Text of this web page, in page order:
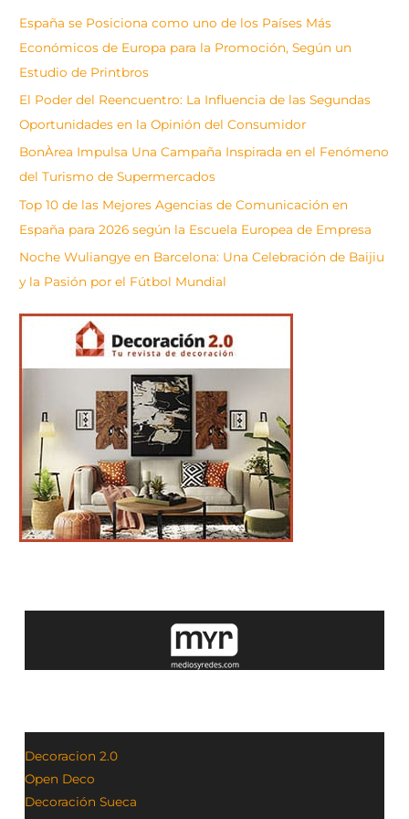
España se Posiciona como uno de los Países Más
Económicos de Europa para la Promoción, Según un
Estudio de Printbros
El Poder del Reencuentro: La Influencia de las Segundas
Oportunidades en la Opinión del Consumidor
BonÀrea Impulsa Una Campaña Inspirada en el Fenómeno
del Turismo de Supermercados
Top 10 de las Mejores Agencias de Comunicación en
España para 2026 según la Escuela Europea de Empresa
Noche Wuliangye en Barcelona: Una Celebración de Baijiu
y la Pasión por el Fútbol Mundial
Decoracion 2.0
Open Deco
Decoración Sueca